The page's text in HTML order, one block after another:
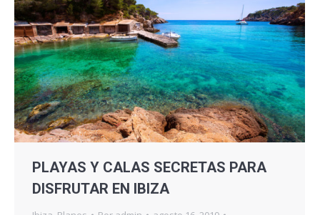
PLAYAS Y CALAS SECRETAS PARA
DISFRUTAR EN IBIZA